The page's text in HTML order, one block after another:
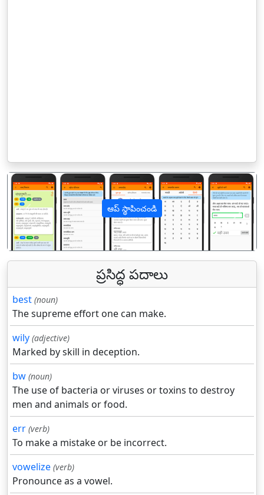
ఆప్ స్థాపించండి
पिछला
ప్రసిద్ధ పదాలు
best (noun)
The supreme effort one can make.
wily (adjective)
Marked by skill in deception.
bw (noun)
The use of bacteria or viruses or toxins to destroy
men and animals or food.
err (verb)
To make a mistake or be incorrect.
vowelize (verb)
Pronounce as a vowel.